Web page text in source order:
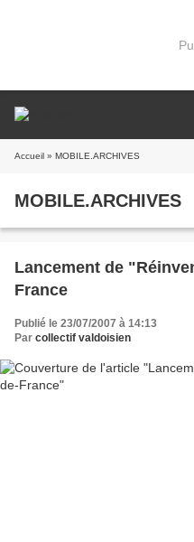
Accueil » MOBILE.ARCHIVES
MOBILE.ARCHIVES
Lancement de
France
Publié le 23/07/2007 à 14:13
Par collectif valdoisien